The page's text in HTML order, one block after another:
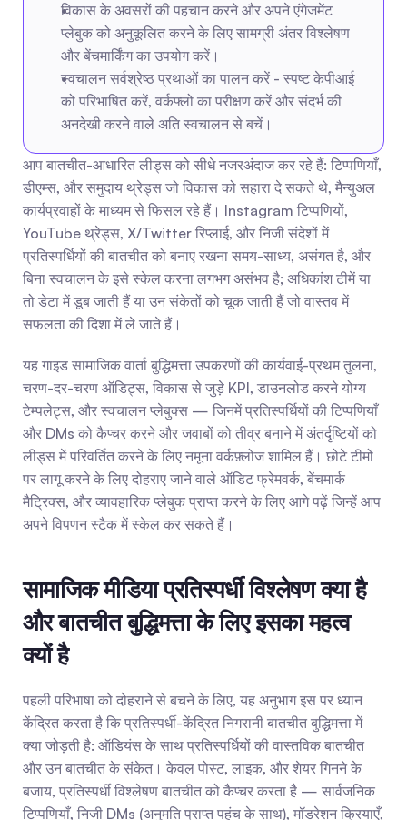
विकास के अवसरों की पहचान करने और अपने एंगेजमेंट
प्लेबुक को अनुकूलित करने के लिए सामग्री अंतर विश्लेषण
और बेंचमार्किंग का उपयोग करें।
स्वचालन सर्वश्रेष्ठ प्रथाओं का पालन करें - स्पष्ट केपीआई
को परिभाषित करें, वर्कफ्लो का परीक्षण करें और संदर्भ की
अनदेखी करने वाले अति स्वचालन से बचें।
आप बातचीत-आधारित लीड्स को सीधे नजरअंदाज कर रहे हैं: टिप्पणियाँ,
डीएम्स, और समुदाय थ्रेड्स जो विकास को सहारा दे सकते थे, मैन्युअल
कार्यप्रवाहों के माध्यम से फिसल रहे हैं। Instagram टिप्पणियों,
YouTube थ्रेड्स, X/Twitter रिप्लाई, और निजी संदेशों में
प्रतिस्पर्धियों की बातचीत को बनाए रखना समय-साध्य, असंगत है, और
बिना स्वचालन के इसे स्केल करना लगभग असंभव है; अधिकांश टीमें या
तो डेटा में डूब जाती हैं या उन संकेतों को चूक जाती हैं जो वास्तव में
सफलता की दिशा में ले जाते हैं।
यह गाइड सामाजिक वार्ता बुद्धिमत्ता उपकरणों की कार्यवाई-प्रथम तुलना,
चरण-दर-चरण ऑडिट्स, विकास से जुड़े KPI, डाउनलोड करने योग्य
टेम्पलेट्स, और स्वचालन प्लेबुक्स — जिनमें प्रतिस्पर्धियों की टिप्पणियाँ
और DMs को कैप्चर करने और जवाबों को तीव्र बनाने में अंतर्दृष्टियों को
लीड्स में परिवर्तित करने के लिए नमूना वर्कफ़्लोज शामिल हैं। छोटे टीमों
पर लागू करने के लिए दोहराए जाने वाले ऑडिट फ्रेमवर्क, बेंचमार्क
मैट्रिक्स, और व्यावहारिक प्लेबुक प्राप्त करने के लिए आगे पढ़ें जिन्हें आप
अपने विपणन स्टैक में स्केल कर सकते हैं।
सामाजिक मीडिया प्रतिस्पर्धी विश्लेषण क्या है
और बातचीत बुद्धिमत्ता के लिए इसका महत्व
क्यों है
पहली परिभाषा को दोहराने से बचने के लिए, यह अनुभाग इस पर ध्यान
केंद्रित करता है कि प्रतिस्पर्धी-केंद्रित निगरानी बातचीत बुद्धिमत्ता में
क्या जोड़ती है: ऑडियंस के साथ प्रतिस्पर्धियों की वास्तविक बातचीत
और उन बातचीत के संकेत। केवल पोस्ट, लाइक, और शेयर गिनने के
बजाय, प्रतिस्पर्धी विश्लेषण बातचीत को कैप्चर करता है — सार्वजनिक
टिप्पणियाँ, निजी DMs (अनुमति प्राप्त पहुंच के साथ), मॉडरेशन क्रियाएँ,